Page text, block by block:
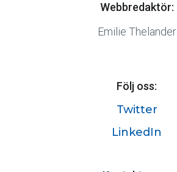
Webbredaktör:
Emilie Thelander
Följ oss:
Twitter
LinkedIn